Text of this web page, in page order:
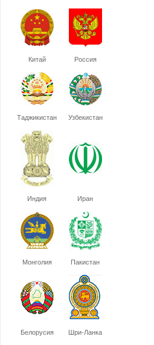
Китай Россия
Таджикистан Узбекистан
Индия Иран
Монголия Пакистан
Белорусия Шри-Ланка